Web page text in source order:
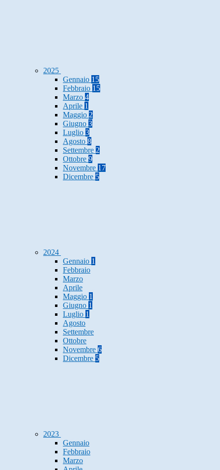
2025
Gennaio 15
Febbraio 15
Marzo 4
Aprile 1
Maggio 2
Giugno 3
Luglio 3
Agosto 8
Settembre 2
Ottobre 9
Novembre 17
Dicembre 5
2024
Gennaio 1
Febbraio
Marzo
Aprile
Maggio 1
Giugno 1
Luglio 1
Agosto
Settembre
Ottobre
Novembre 6
Dicembre 5
2023
Gennaio
Febbraio
Marzo